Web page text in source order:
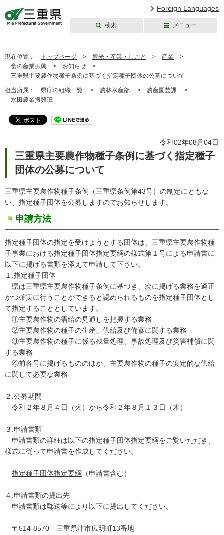
Foreign Languages
検索 メニュー
現在位置： トップページ > 観光・産業・しごと > 産業 >
食の産業振興 > お知らせ >
三重県主要農作物種子条例に基づく指定種子団体の公募について
担当所属： 県庁の組織一覧 > 農林水産部 > 農産園芸課 >
水田農業振興班
令和02年08月04日
三重県主要農作物種子条例に基づく指定種子
団体の公募について
三重県主要農作物種子条例（三重県条例第43号）の制定にともな
い、指定種子団体を公募しますのでお知らせします。
申請方法
指定種子団体の指定を受けようとする団体は、三重県主要農作物種
子事業における指定種子団体指定要綱の様式第１号による申請書に
以下に掲げる書類を添えて申請して下さい。
１.指定種子団体
県は三重県主要農作物種子条例に基づき、次に掲げる業務を適正
かつ確実に行うことができると認められるものを指定種子団体とし
て指定することとしています。
①主要農作物の需給の見通しを把握する業務
②主要農作物の種子の生産、供給及び備蓄に関する業務
③主要農作物の種子に係る残量処理、事故処理及び災害補償に関
する業務
④前各号に掲げるもののほか、主要農作物の種子の安定的な供給
に関して必要な業務
２.公募期間
令和２年８月４日（火）から令和２年８月１３日（木）
３.申請書類
申請書類の詳細は以下の指定種子団体指定要綱をご覧いただき、
様式に従って申請書を作成してください。
指定種子団体指定要綱 （申請書含む）
４.申請書類の提出先
申請書類は郵送等により以下に提出してください。
〒514-8570 三重県津市広明町13番地